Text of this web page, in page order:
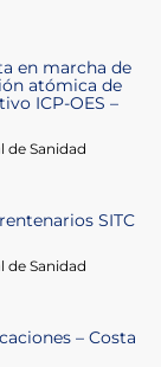
en marcha de
atómica de
ICP-OES –
de Sanidad
SITC
de Sanidad
– Costa